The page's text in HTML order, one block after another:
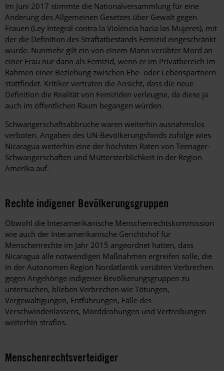
Im Juni 2017 stimmte die Nationalversammlung für eine
Änderung des Allgemeinen Gesetzes über Gewalt gegen
Frauen (Ley Integral contra la Violencia hacia las Mujeres), mit
der die Definition des Straftatbestands Femizid eingeschränkt
wurde. Nunmehr gilt ein von einem Mann verübter Mord an
einer Frau nur dann als Femizid, wenn er im Privatbereich im
Rahmen einer Beziehung zwischen Ehe- oder Lebenspartnern
stattfindet. Kritiker vertraten die Ansicht, dass die neue
Definition die Realität von Femiziden verleugne, da diese ja
auch im öffentlichen Raum begangen würden.
Schwangerschaftsabbrüche waren weiterhin ausnahmslos
verboten. Angaben des UN-Bevölkerungsfonds zufolge wies
Nicaragua weiterhin eine der höchsten Raten von Teenager-
Schwangerschaften und Müttersterblichkeit in der Region
Amerika auf.
Rechte indigener Bevölkerungsgruppen
Obwohl die Interamerikanische Menschenrechtskommission
wie auch der Interamerikanische Gerichtshof für
Menschenrechte im Jahr 2015 angeordnet hatten, dass
Nicaragua alle notwendigen Maßnahmen ergreifen solle, die
in der Autonomen Region Nordatlantik verübten Verbrechen
gegen Angehörige indigener Bevölkerungsgruppen zu
untersuchen, blieben Verbrechen wie Tötungen,
Vergewaltigungen, Entführungen, Fälle des
Verschwindenlassens, Morddrohungen und Vertreibungen
weiterhin straflos.
Menschenrechtsverteidiger